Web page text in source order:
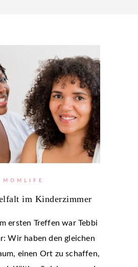
MOMLIFE
im Kinderzimmer
ersten Treffen war Tebbi
Wir haben den gleichen
einen Ort zu schaffen,